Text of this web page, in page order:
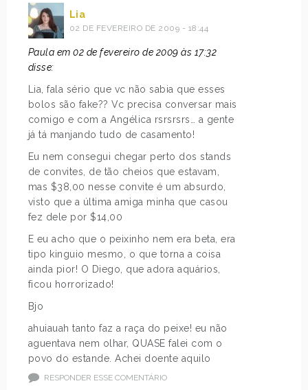
Lia
02 DE FEVEREIRO DE 2009 - 18:44
Paula em 02 de fevereiro de 2009 às 17:32
disse:
Lia, fala sério que vc não sabia que esses
bolos são fake?? Vc precisa conversar mais
comigo e com a Angélica rsrsrsrs… a gente
já tá manjando tudo de casamento!
Eu nem consegui chegar perto dos stands
de convites, de tão cheios que estavam,
mas $38,00 nesse convite é um absurdo,
visto que a última amiga minha que casou
fez dele por $14,00
E eu acho que o peixinho nem era beta, era
tipo kinguio mesmo, o que torna a coisa
ainda pior! O Diego, que adora aquários,
ficou horrorizado!
Bjo
ahuiauah tanto faz a raça do peixe! eu não
aguentava nem olhar, QUASE falei com o
povo do estande. Achei doente aquilo
RESPONDER ESSE COMENTÁRIO